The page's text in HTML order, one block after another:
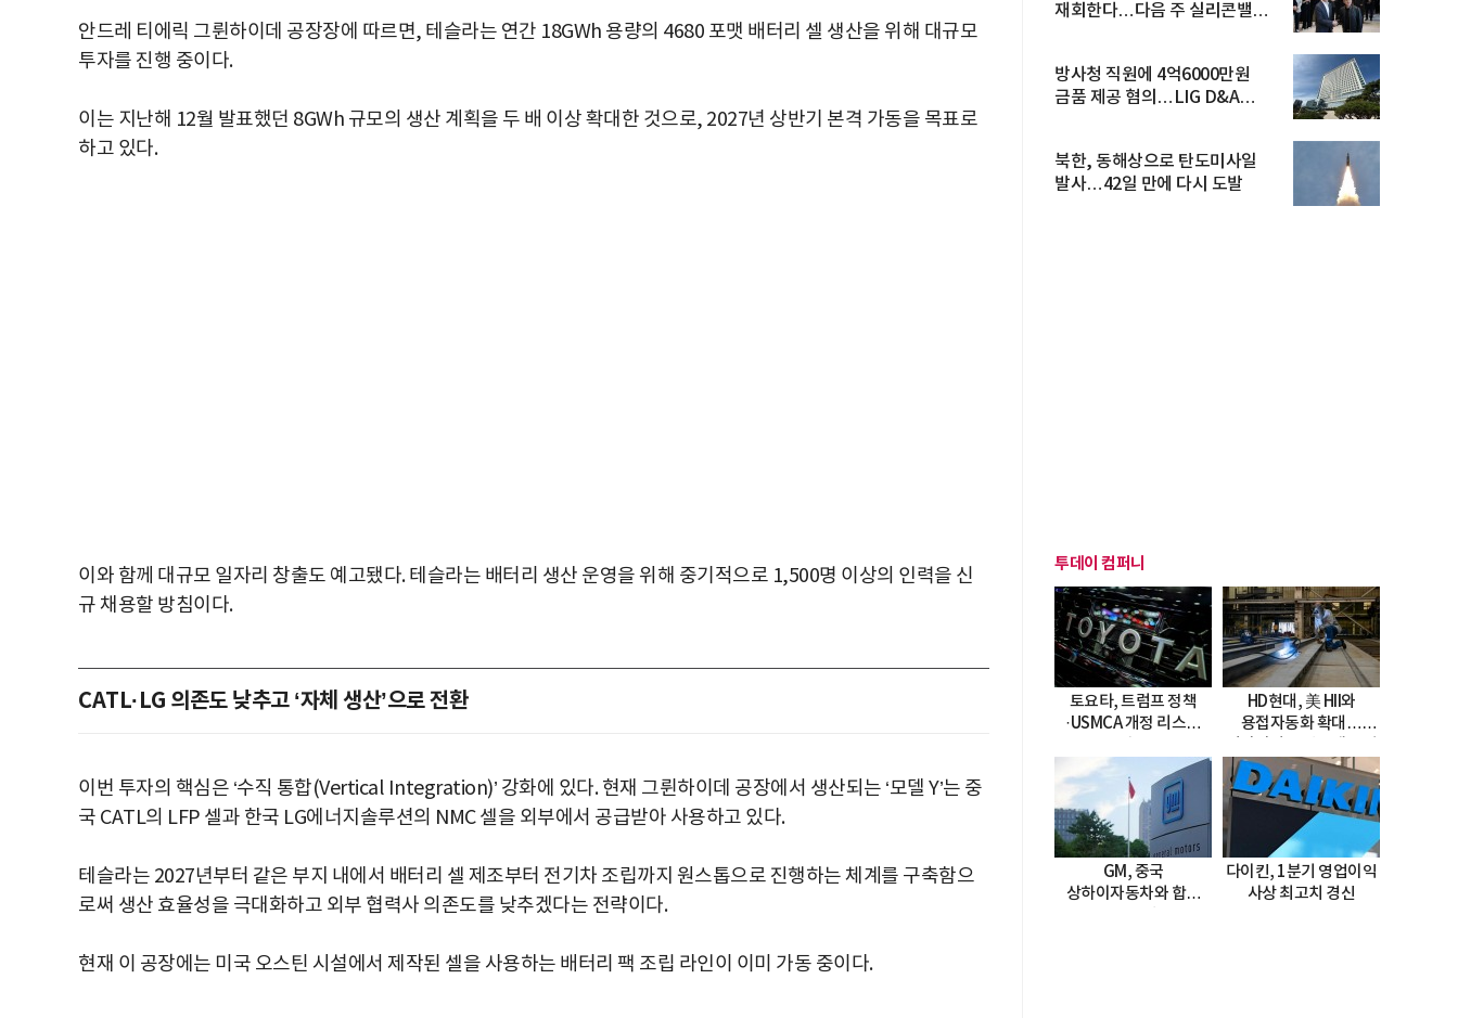
안드레 티에릭 그륀하이데 공장장에 따르면, 테슬라는 연간 18GWh 용량의 4680 포맷 배터리 셀 생산을 위해 대규모
투자를 진행 중이다.
이는 지난해 12월 발표했던 8GWh 규모의 생산 계획을 두 배 이상 확대한 것으로, 2027년 상반기 본격 가동을 목표로
하고 있다.
이와 함께 대규모 일자리 창출도 예고됐다. 테슬라는 배터리 생산 운영을 위해 중기적으로 1,500명 이상의 인력을 신
규 채용할 방침이다.
CATL·LG 의존도 낮추고 ‘자체 생산’으로 전환
이번 투자의 핵심은 ‘수직 통합(Vertical Integration)’ 강화에 있다. 현재 그륀하이데 공장에서 생산되는 ‘모델 Y’는 중
국 CATL의 LFP 셀과 한국 LG에너지솔루션의 NMC 셀을 외부에서 공급받아 사용하고 있다.
테슬라는 2027년부터 같은 부지 내에서 배터리 셀 제조부터 전기차 조립까지 원스톱으로 진행하는 체계를 구축함으
로써 생산 효율성을 극대화하고 외부 협력사 의존도를 낮추겠다는 전략이다.
현재 이 공장에는 미국 오스틴 시설에서 제작된 셀을 사용하는 배터리 팩 조립 라인이 이미 가동 중이다.
재회한다…다음 주 실리콘밸리
방사청 직원에 4억6000만원
금품 제공 혐의…LIG D&A
북한, 동해상으로 탄도미사일
발사…42일 만에 다시 도발
투데이 컴퍼니
토요타, 트럼프 정책
·USMCA 개정 리스크
HD현대, 美 HII와
용접자동화 확대…
도입
GM, 중국
상하이자동차와 합작
다이킨, 1분기 영업이익
사상 최고치 경신